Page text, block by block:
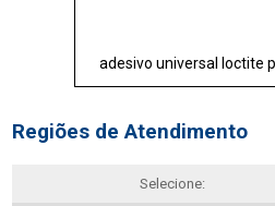
adesivo universal loctite
Regiões de Atendimento
Selecione: